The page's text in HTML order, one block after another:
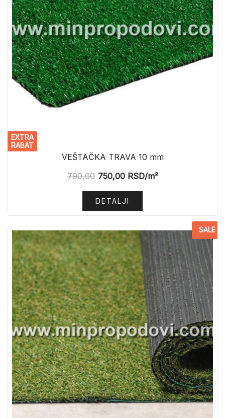
EXTRA
RABAT
VEŠTAČKA TRAVA 10 mm
790,00 750,00RSD/m²
DETALJI
SALE